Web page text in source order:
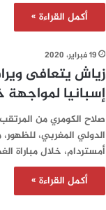
أكمل القراءة »
19 فبراير، 2020
زياش يتعافى
إسبانيا
صلاح الكومري من
الدولي المغربي،
أمستردام، خلال مباراة
أكمل القراءة »